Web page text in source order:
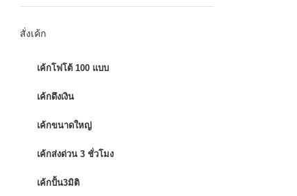
สั่งเค้ก
เค้กโฟโต้ 100 แบบ
เค้กดึงเงิน
เค้กขนาดใหญ่
เค้กส่งด่วน 3 ชั่วโมง
เค้กปั้น3มิติ